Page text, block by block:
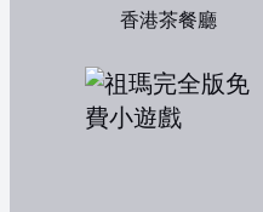
香港茶餐廳